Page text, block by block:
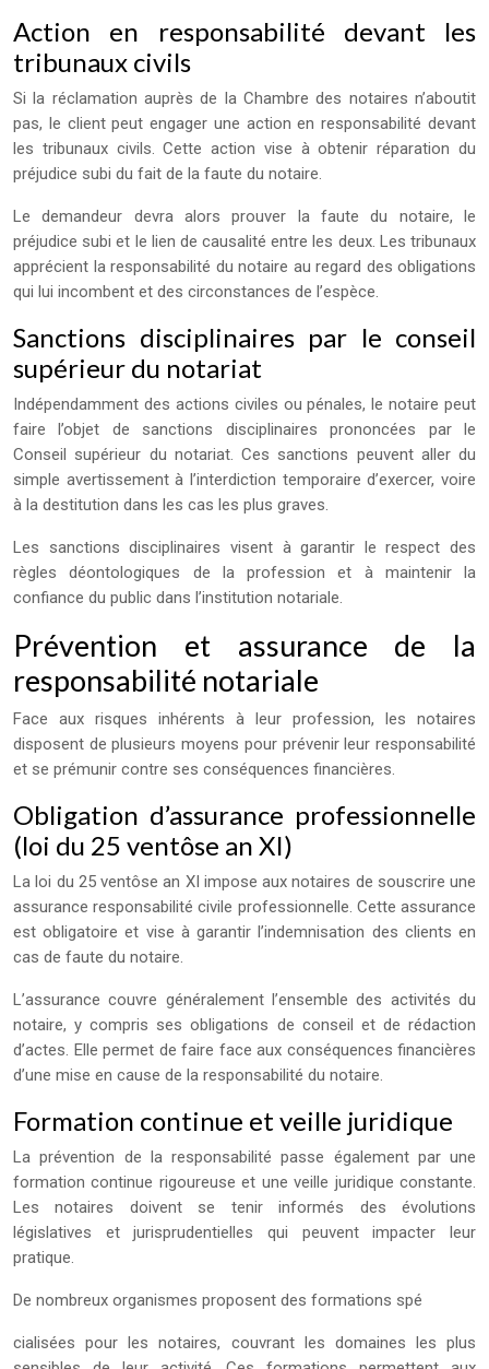
Action en responsabilité devant les
tribunaux civils
Si la réclamation auprès de la Chambre des notaires n’aboutit
pas, le client peut engager une action en responsabilité devant
les tribunaux civils. Cette action vise à obtenir réparation du
préjudice subi du fait de la faute du notaire.
Le demandeur devra alors prouver la faute du notaire, le
préjudice subi et le lien de causalité entre les deux. Les tribunaux
apprécient la responsabilité du notaire au regard des obligations
qui lui incombent et des circonstances de l’espèce.
Sanctions disciplinaires par le conseil
supérieur du notariat
Indépendamment des actions civiles ou pénales, le notaire peut
faire l’objet de sanctions disciplinaires prononcées par le
Conseil supérieur du notariat. Ces sanctions peuvent aller du
simple avertissement à l’interdiction temporaire d’exercer, voire
à la destitution dans les cas les plus graves.
Les sanctions disciplinaires visent à garantir le respect des
règles déontologiques de la profession et à maintenir la
confiance du public dans l’institution notariale.
Prévention et assurance de la
responsabilité notariale
Face aux risques inhérents à leur profession, les notaires
disposent de plusieurs moyens pour prévenir leur responsabilité
et se prémunir contre ses conséquences financières.
Obligation d’assurance professionnelle
(loi du 25 ventôse an XI)
La loi du 25 ventôse an XI impose aux notaires de souscrire une
assurance responsabilité civile professionnelle. Cette assurance
est obligatoire et vise à garantir l’indemnisation des clients en
cas de faute du notaire.
L’assurance couvre généralement l’ensemble des activités du
notaire, y compris ses obligations de conseil et de rédaction
d’actes. Elle permet de faire face aux conséquences financières
d’une mise en cause de la responsabilité du notaire.
Formation continue et veille juridique
La prévention de la responsabilité passe également par une
formation continue rigoureuse et une veille juridique constante.
Les notaires doivent se tenir informés des évolutions
législatives et jurisprudentielles qui peuvent impacter leur
pratique.
De nombreux organismes proposent des formations spé
cialisées pour les notaires, couvrant les domaines les plus